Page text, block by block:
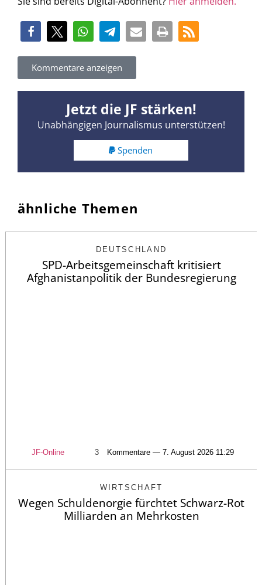
Kommentare anzeigen
Jetzt die JF stärken!
Unabhängigen Journalismus unterstützen!
Spenden
ähnliche Themen
DEUTSCHLAND
SPD-Arbeitsgemeinschaft kritisiert
Afghanistanpolitik der Bundesregierung
JF-Online 3 Kommentare — 7. August 2026 11:29
WIRTSCHAFT
Wegen Schuldenorgie fürchtet Schwarz-Rot
Milliarden an Mehrkosten